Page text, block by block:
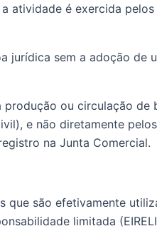
atividade é exercida
e não diretamente
na Junta Comercial.
que são efetivamente
limitada